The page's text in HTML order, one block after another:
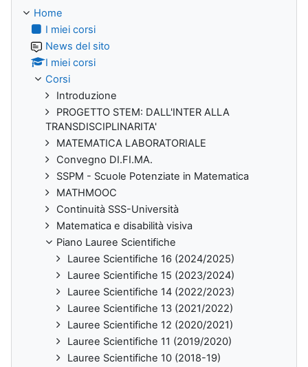
Home
I miei corsi
News del sito
I miei corsi
Corsi
Introduzione
PROGETTO STEM: DALL'INTER ALLA
TRANSDISCIPLINARITA'
MATEMATICA LABORATORIALE
Convegno DI.FI.MA.
SSPM - Scuole Potenziate in Matematica
MATHMOOC
Continuità SSS-Università
Matematica e disabilità visiva
Piano Lauree Scientifiche
Lauree Scientifiche 16 (2024/2025)
Lauree Scientifiche 15 (2023/2024)
Lauree Scientifiche 14 (2022/2023)
Lauree Scientifiche 13 (2021/2022)
Lauree Scientifiche 12 (2020/2021)
Lauree Scientifiche 11 (2019/2020)
Lauree Scientifiche 10 (2018-19)